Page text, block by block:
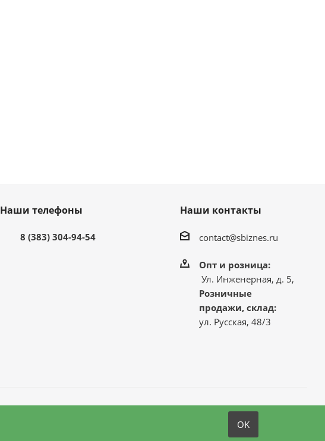
Наши телефоны
8 (383) 304-94-54
Наши контакты
contact@sbiznes.ru
Опт и розница:
Ул. Инженерная, д. 5,
Розничные
продажи, склад:
ул. Русская, 48/3
OK